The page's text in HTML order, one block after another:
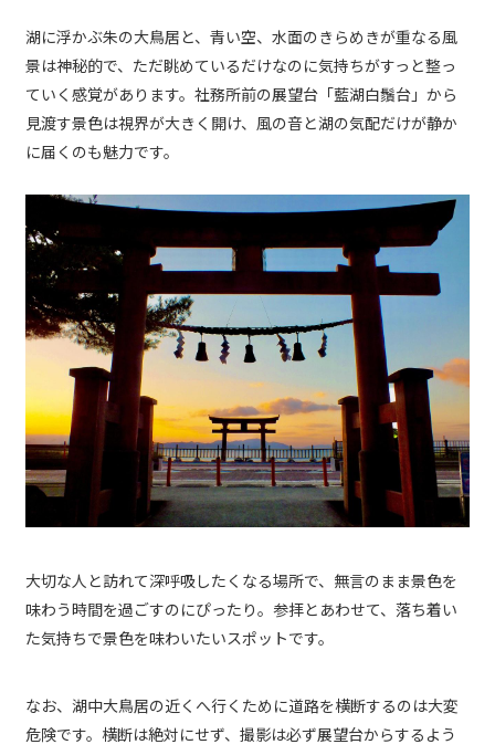
湖に浮かぶ朱の大鳥居と、青い空、水面のきらめきが重なる風
景は神秘的で、ただ眺めているだけなのに気持ちがすっと整っ
ていく感覚があります。社務所前の展望台「藍湖白鬚台」から
見渡す景色は視界が大きく開け、風の音と湖の気配だけが静か
に届くのも魅力です。
大切な人と訪れて深呼吸したくなる場所で、無言のまま景色を
味わう時間を過ごすのにぴったり。参拝とあわせて、落ち着い
た気持ちで景色を味わいたいスポットです。
なお、湖中大鳥居の近くへ行くために道路を横断するのは大変
危険です。横断は絶対にせず、撮影は必ず展望台からするよう